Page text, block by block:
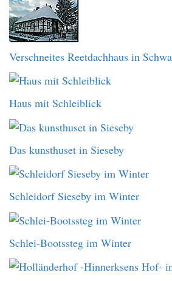
Verschneites Reetdachhaus in
Haus mit Schleiblick
Das kunsthuset in Sieseby
Schleidorf Sieseby im Winter
Schlei-Bootssteg im Winter